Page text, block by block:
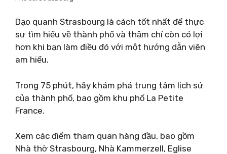
Dạo quanh Strasbourg là cách tốt nhất để thực
sự tìm hiểu về thành phố và thậm chí còn có lợi
hơn khi bạn làm điều đó với một hướng dẫn viên
am hiểu.
Trong 75 phút, hãy khám phá trung tâm lịch sử
của thành phố, bao gồm khu phố La Petite
France.
Xem các điểm tham quan hàng đầu, bao gồm
Nhà thờ Strasbourg, Nhà Kammerzell, Eglise